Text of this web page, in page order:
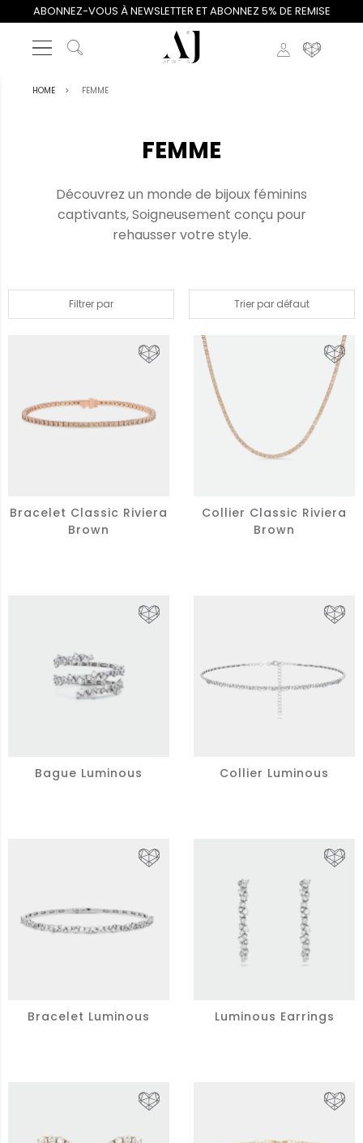
ABONNEZ-VOUS À NEWSLETTER ET ABONNEZ 5% DE REMISE
HOME FEMME
FEMME
Découvrez un monde de bijoux féminins
captivants, Soigneusement conçu pour
rehausser votre style.
Filtrer par Trier par défaut
Bracelet Classic Riviera
Brown
Collier Classic Riviera
Brown
Bague Luminous Collier Luminous
Bracelet Luminous Luminous Earrings